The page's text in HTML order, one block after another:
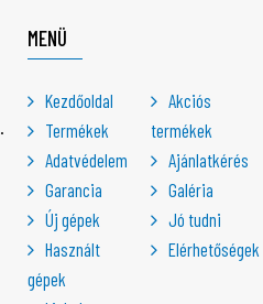
MENÜ
Kezdőoldal
Termékek
Adatvédelem
Garancia
Új gépek
Használt
gépek
Akciós
termékek
Ajánlatkérés
Galéria
Jó tudni
Elérhetőségek